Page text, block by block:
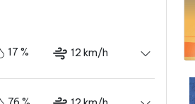
17 % 12 km/h